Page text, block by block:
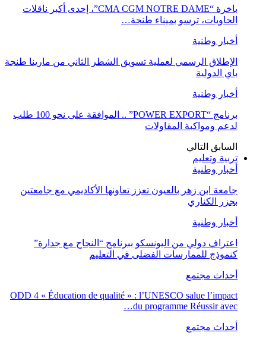
باخرة “CMA CGM NOTRE DAME”، إحدى أكبر ناقلات
الحاويات، ترسو بميناء طنجة…
أخبار وطنية
الإطلاق الرسمي لعملية تسويق الشطر الثاني من مارينا طنجة
باي الدولية
أخبار وطنية
برنامج “POWER EXPORT” .. الموافقة على نحو 100 طلب
لدعم ومواكبة المقاولات
السابق التالي
تربية وتعليم
أخبار وطنية
جامعة ابن زهر بالعيون تعزز تعاونها الأكاديمي مع جامعتين
بجزر الكناري
أخبار وطنية
اعتراف دولي من اليونسكو ببرنامج “النجاح مع جدارة”
كنموذج للممارسات الفضلى في التعليم
أحداث مجتمع
ODD 4 « Éducation de qualité » : l’UNESCO salue l’impact
du programme Réussir avec…
أحداث مجتمع